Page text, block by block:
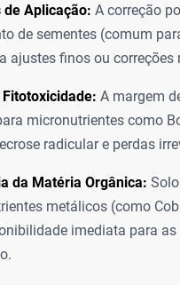
de Aplicação: A correção
de sementes (comum
ajustes finos ou
Fitotoxicidade: A margem
micronutrientes como
radicular e perdas
da Matéria Orgânica:
metálicos (como
imediata para